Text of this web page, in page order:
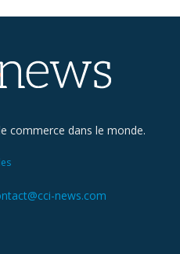
commerce dans le monde.
news.com